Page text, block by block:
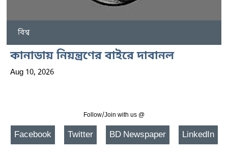
বিশ্ব
কানাডায় নিয়ন্ত্রণের বাইরে দাবানল
Aug 10, 2026
Follow/Join with us @
Facebook Twitter BD Newspaper LinkedIn